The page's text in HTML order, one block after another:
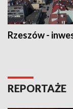
Rzeszów -
REPORTAŻE